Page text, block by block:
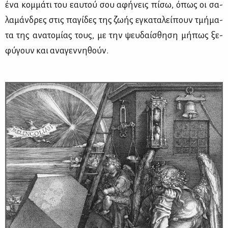
ένα κομ­μά­τι του εαυ­τού σου αφή­νεις πί­σω, όπως οι σα­
λα­μάν­δρες στις πα­γί­δες της ζω­ής εγκα­τα­λεί­πουν τμή­μα­
τα της ανα­το­μί­ας τους, με την ψευ­δαί­σθη­ση μή­πως ξε­
φύ­γουν και ανα­γεν­νη­θούν.